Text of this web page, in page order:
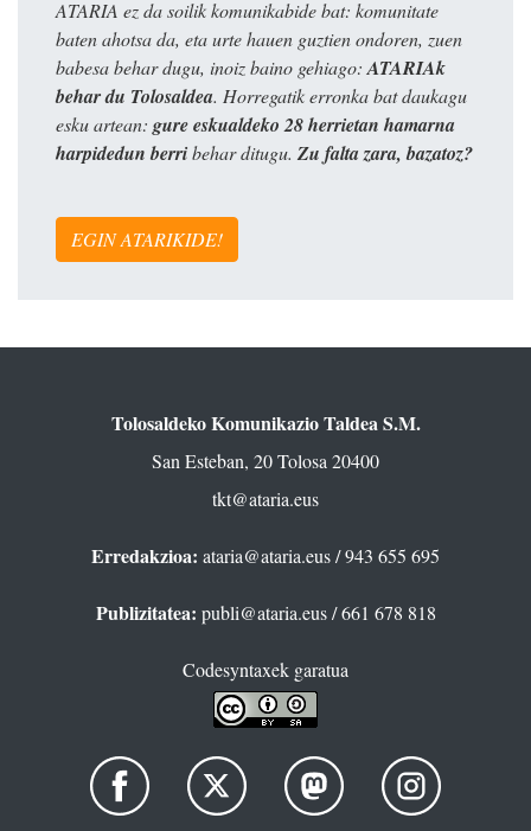
ATARIA ez da soilik komunikabide bat: komunitate
baten ahotsa da, eta urte hauen guztien ondoren, zuen
babesa behar dugu, inoiz baino gehiago: ATARIAk
behar du Tolosaldea. Horregatik erronka bat daukagu
esku artean: gure eskualdeko 28 herrietan hamarna
harpidedun berribehar ditugu. Zu falta zara, bazatoz?
EGIN ATARIKIDE!
Tolosaldeko Komunikazio Taldea S.M.
San Esteban, 20 Tolosa 20400
tkt@ataria.eus
Erredakzioa: ataria@ataria.eus/ 943 655 695
Publizitatea: publi@ataria.eus/ 661 678 818
Codesyntaxek garatua